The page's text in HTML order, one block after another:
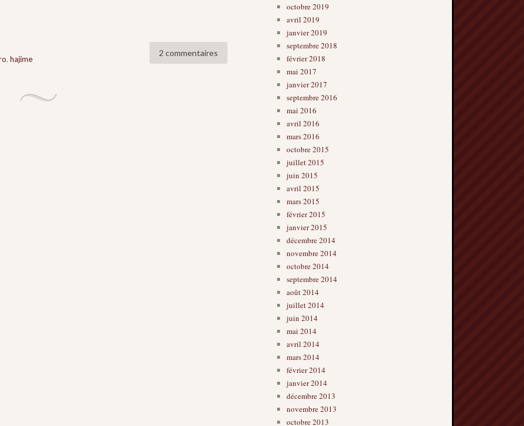
2 commentaires
, hajime
octobre 2019
avril 2019
janvier 2019
septembre 2018
février 2018
mai 2017
janvier 2017
septembre 2016
mai 2016
avril 2016
mars 2016
octobre 2015
juillet 2015
juin 2015
avril 2015
mars 2015
février 2015
janvier 2015
décembre 2014
novembre 2014
octobre 2014
septembre 2014
août 2014
juillet 2014
juin 2014
mai 2014
avril 2014
mars 2014
février 2014
janvier 2014
décembre 2013
novembre 2013
octobre 2013